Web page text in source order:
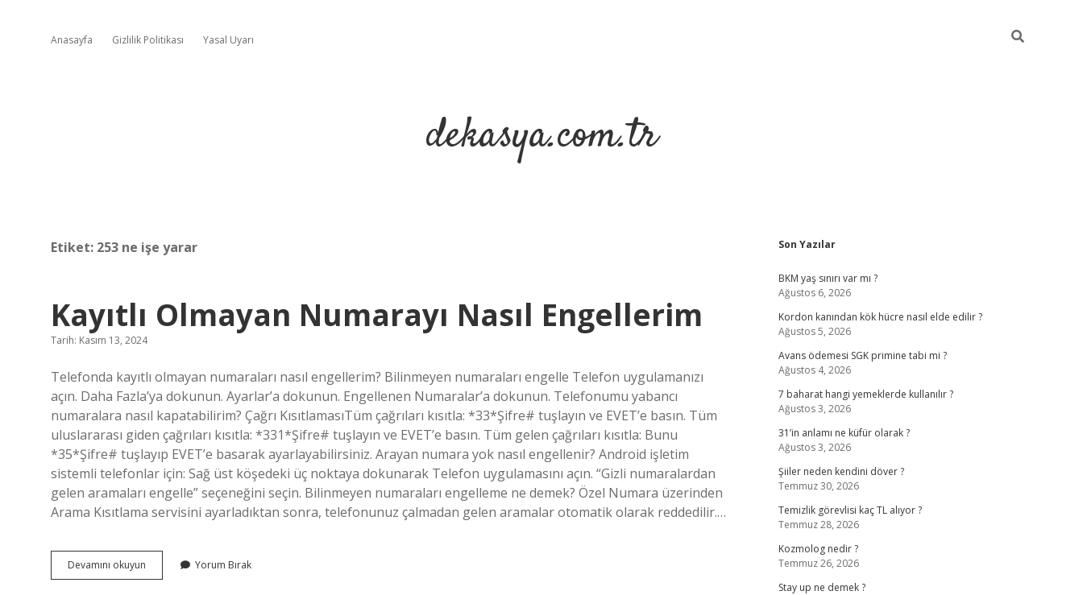
Anasayfa Gizlilik Politikası Yasal Uyarı
dekasya.com.tr
Etiket: 253 ne işe yarar
Kayıtlı Olmayan Numarayı Nasıl Engellerim
Tarih: Kasım 13, 2024
Telefonda kayıtlı olmayan numaraları nasıl engellerim? Bilinmeyen numaraları engelle Telefon uygulamanızı
açın. Daha Fazla’ya dokunun. Ayarlar’a dokunun. Engellenen Numaralar’a dokunun. Telefonumu yabancı
numaralara nasıl kapatabilirim? Çağrı KısıtlamasıTüm çağrıları kısıtla: *33*Şifre# tuşlayın ve EVET’e basın. Tüm
uluslararası giden çağrıları kısıtla: *331*Şifre# tuşlayın ve EVET’e basın. Tüm gelen çağrıları kısıtla: Bunu
*35*Şifre# tuşlayıp EVET’e basarak ayarlayabilirsiniz. Arayan numara yok nasıl engellenir? Android işletim
sistemli telefonlar için: Sağ üst köşedeki üç noktaya dokunarak Telefon uygulamasını açın. “Gizli numaralardan
gelen aramaları engelle” seçeneğini seçin. Bilinmeyen numaraları engelleme ne demek? Özel Numara üzerinden
Arama Kısıtlama servisini ayarladıktan sonra, telefonunuz çalmadan gelen aramalar otomatik olarak reddedilir.…
Devamını okuyun
Olmayan
Yorum Bırak
Sidebar
Son Yazılar
BKM yaş sınırı var mı ?
Ağustos 6, 2026
Kordon kanından kök hücre nasıl elde edilir ?
Ağustos 5, 2026
Avans ödemesi SGK primine tabi mi ?
Ağustos 4, 2026
7 baharat hangi yemeklerde kullanılır ?
Ağustos 3, 2026
31’in anlamı ne küfür olarak ?
Ağustos 3, 2026
Şiiler neden kendini döver ?
Temmuz 30, 2026
Temizlik görevlisi kaç TL alıyor ?
Temmuz 28, 2026
Kozmolog nedir ?
Temmuz 26, 2026
Stay up ne demek ?